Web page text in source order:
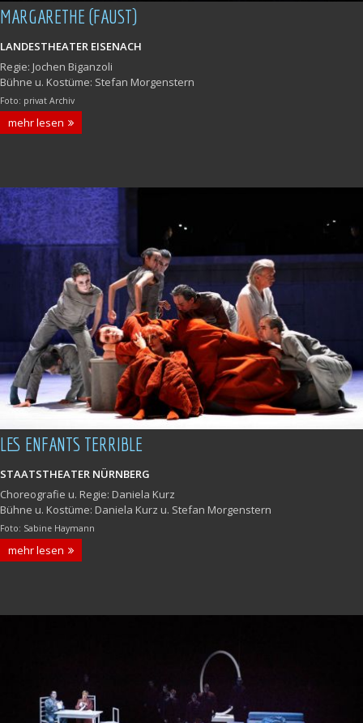
MARGARETHE (FAUST)
LANDESTHEATER EISENACH
Regie: Jochen Biganzoli
Bühne u. Kostüme: Stefan Morgenstern
Foto: privat Archiv
mehr lesen
LES ENFANTS TERRIBLE
STAATSTHEATER NÜRNBERG
Choreografie u. Regie: Daniela Kurz
Bühne u. Kostüme: Daniela Kurz u. Stefan Morgenstern
Foto: Sabine Haymann
mehr lesen